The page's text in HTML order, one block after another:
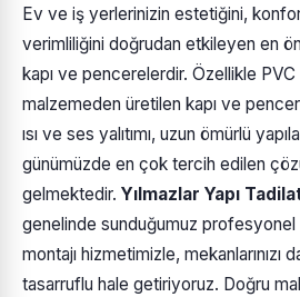
Ev ve iş yerlerinizin estetiğini,
verimliliğini doğrudan etkileyen en
kapı ve pencerelerdir. Özellikle
malzemeden üretilen kapı ve
ısı ve ses yalıtımı, uzun ömürlü
günümüzde en çok tercih edilen
gelmektedir. Yılmazlar Yapı
genelinde sunduğumuz profesyonel
montajı hizmetimizle, mekanlarınızı
tasarruflu hale getiriyoruz. Doğru